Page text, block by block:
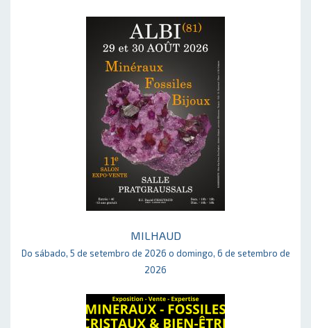
MILHAUD
Do sábado, 5 de setembro de 2026 o domingo, 6 de setembro de
2026